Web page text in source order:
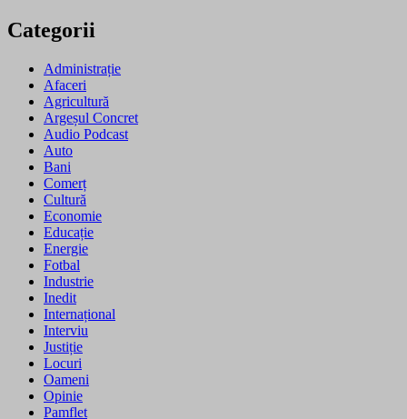
Categorii
Administrație
Afaceri
Agricultură
Argeșul Concret
Audio Podcast
Auto
Bani
Comerț
Cultură
Economie
Educație
Energie
Fotbal
Industrie
Inedit
Internațional
Interviu
Justiție
Locuri
Oameni
Opinie
Pamflet